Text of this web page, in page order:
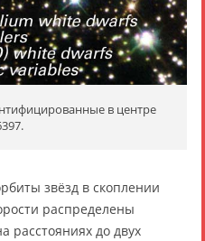
в центре
звёзд в скоплении
распределены
расстояниях до двух